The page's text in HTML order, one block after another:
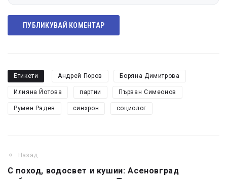
ПУБЛИКУВАЙ КОМЕНТАР
Етикети Андрей Гюров Боряна Димитрова
Илияна Йотова партии Първан Симеонов
Румен Радев синхрон социолог
Назад
С поход, водосвет и кушии: Асеновград